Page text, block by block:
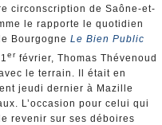
circonscription de Saône-et-
le rapporte le quotidien
Bourgogne Le Bien Public
er février, Thomas Thévenoud
le terrain. Il était en
jeudi dernier à Mazille
L’occasion pour celui qui
revenir sur ses déboires